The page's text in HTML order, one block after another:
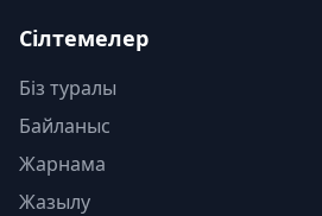
Сілтемелер
Біз туралы
Байланыс
Жарнама
Жазылу